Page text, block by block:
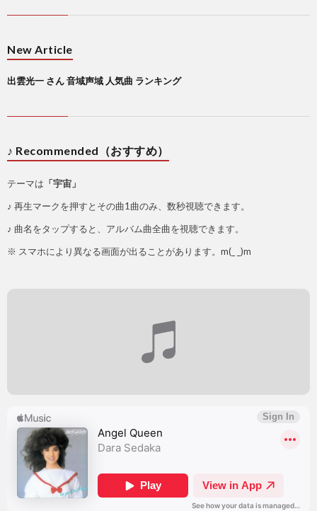
New Article
出雲光一 さん 音域声域 人気曲 ランキング
♪ Recommended（おすすめ）
テーマは 「宇宙」
♪ 再生マークを押すとその曲1曲のみ、数秒視聴できます。
♪ 曲名をタップすると、アルバム曲全曲を視聴できます。
※ スマホにより異なる画面が出ることがあります。m(_ _)m